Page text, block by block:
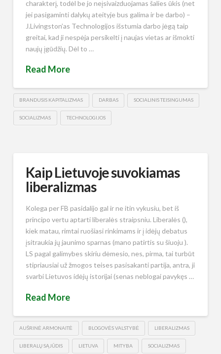
charakterį, todėl be jo neįsivaizduojamas šalies ūkis (net
jei pasigaminti dalykų ateityje bus galima ir be darbo) –
J.Livingston’as Technologijos išstumia darbo jėgą taip
greitai, kad ji nespėja persikelti į naujas vietas ar išmokti
naujų įgūdžių. Dėl to …
Read More
BRANDUSIS KAPITALIZMAS DARBAS SOCIALINIS TEISINGUMAS
SOCIALIZMAS TECHNOLOGIJOS
Kaip Lietuvoje suvokiamas
liberalizmas
Kolega per FB pasidalijo gal ir ne itin vykusiu, bet iš
principo vertu aptarti liberalės straipsniu. Liberalės (),
kiek matau, rimtai ruošiasi rinkimams ir į idėjų debatus
įsitraukia jų jaunimo sparnas (mano patirtis su šiuoju ).
LS pagal galimybes skiriu dėmesio, nes, pirma, tai turbūt
stipriausiai už žmogos teises pasisakanti partija, antra, ji
svarbi Lietuvos idėjų istorijai (senas neblogai pavykęs …
Read More
AUŠRINĖ ARMONAITĖ BLOGOVĖS VALSTYBĖ LIBERALIZMAS
LIBERALŲ SĄJŪDIS LIETUVA MITYBA SOCIALIZMAS